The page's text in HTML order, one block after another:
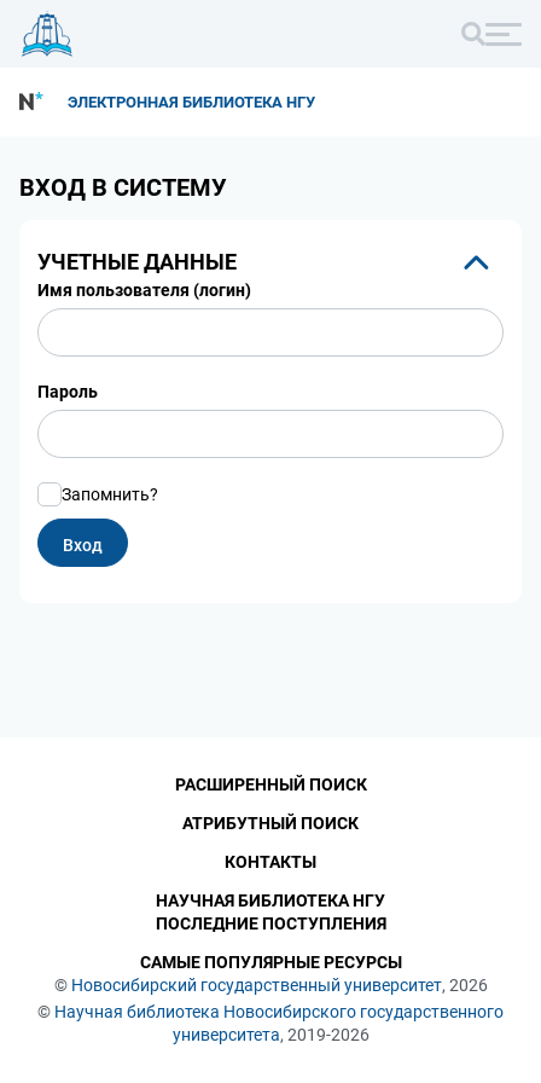
ЭЛЕКТРОННАЯ БИБЛИОТЕКА НГУ
ВХОД В СИСТЕМУ
УЧЕТНЫЕ ДАННЫЕ
Имя пользователя (логин)
Пароль
Запомнить?
© Новосибирский государственный университет, 2026
© Научная библиотека Новосибирского государственного
университета, 2019-2026
РАСШИРЕННЫЙ ПОИСК
АТРИБУТНЫЙ ПОИСК
КОНТАКТЫ
НАУЧНАЯ БИБЛИОТЕКА НГУ
ПОСЛЕДНИЕ ПОСТУПЛЕНИЯ
САМЫЕ ПОПУЛЯРНЫЕ РЕСУРСЫ